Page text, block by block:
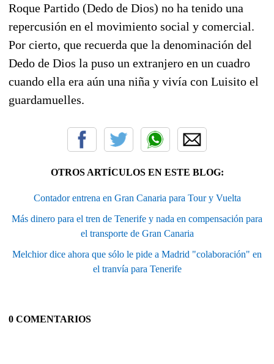
Roque Partido (Dedo de Dios) no ha tenido una
repercusión en el movimiento social y comercial.
Por cierto, que recuerda que la denominación del
Dedo de Dios la puso un extranjero en un cuadro
cuando ella era aún una niña y vivía con Luisito el
guardamuelles.
OTROS ARTÍCULOS EN ESTE BLOG:
Contador entrena en Gran Canaria para Tour y Vuelta
Más dinero para el tren de Tenerife y nada en compensación para
el transporte de Gran Canaria
Melchior dice ahora que sólo le pide a Madrid "colaboración" en
el tranvía para Tenerife
0 COMENTARIOS